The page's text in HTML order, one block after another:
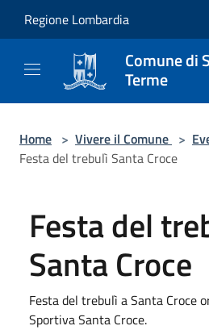
Regione Lombardia
Comune di
Terme
Home > Vivere il Comune >
Festa del trebulì Santa Croce
Festa del
Santa Croce
Festa del trebulì a Santa Croce
Sportiva Santa Croce.